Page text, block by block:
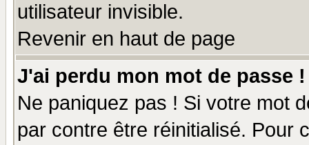
utilisateur invisible.
Revenir en haut de page
J'ai perdu mon mot de passe !
Ne paniquez pas ! Si votre mot
par contre être réinitialisé. Pour